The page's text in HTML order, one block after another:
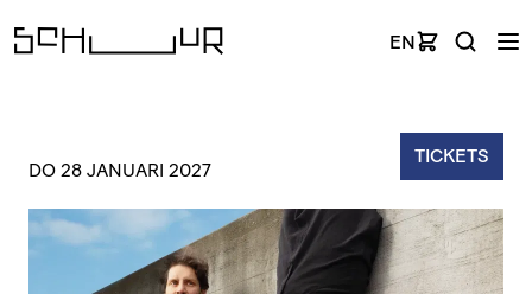
EN
TICKETS
DO 28 JANUARI 2027